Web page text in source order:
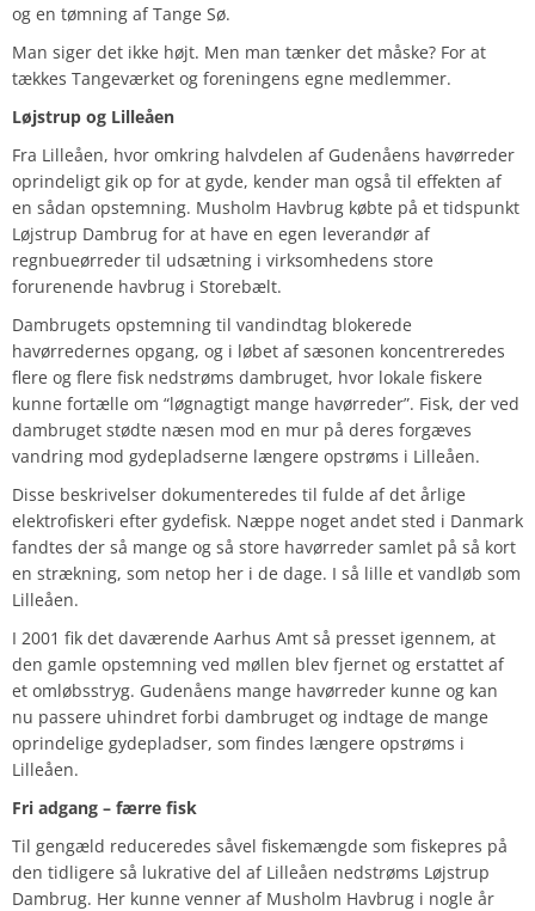
og en tømning af Tange Sø.
Man siger det ikke højt. Men man tænker det måske? For at
tækkes Tangeværket og foreningens egne medlemmer.
Løjstrup og Lilleåen
Fra Lilleåen, hvor omkring halvdelen af Gudenåens havørreder
oprindeligt gik op for at gyde, kender man også til effekten af
en sådan opstemning. Musholm Havbrug købte på et tidspunkt
Løjstrup Dambrug for at have en egen leverandør af
regnbueørreder til udsætning i virksomhedens store
forurenende havbrug i Storebælt.
Dambrugets opstemning til vandindtag blokerede
havørredernes opgang, og i løbet af sæsonen koncentreredes
flere og flere fisk nedstrøms dambruget, hvor lokale fiskere
kunne fortælle om “løgnagtigt mange havørreder”. Fisk, der ved
dambruget stødte næsen mod en mur på deres forgæves
vandring mod gydepladserne længere opstrøms i Lilleåen.
Disse beskrivelser dokumenteredes til fulde af det årlige
elektrofiskeri efter gydefisk. Næppe noget andet sted i Danmark
fandtes der så mange og så store havørreder samlet på så kort
en strækning, som netop her i de dage. I så lille et vandløb som
Lilleåen.
I 2001 fik det daværende Aarhus Amt så presset igennem, at
den gamle opstemning ved møllen blev fjernet og erstattet af
et omløbsstryg. Gudenåens mange havørreder kunne og kan
nu passere uhindret forbi dambruget og indtage de mange
oprindelige gydepladser, som findes længere opstrøms i
Lilleåen.
Fri adgang – færre fisk
Til gengæld reduceredes såvel fiskemængde som fiskepres på
den tidligere så lukrative del af Lilleåen nedstrøms Løjstrup
Dambrug. Her kunne venner af Musholm Havbrug i nogle år